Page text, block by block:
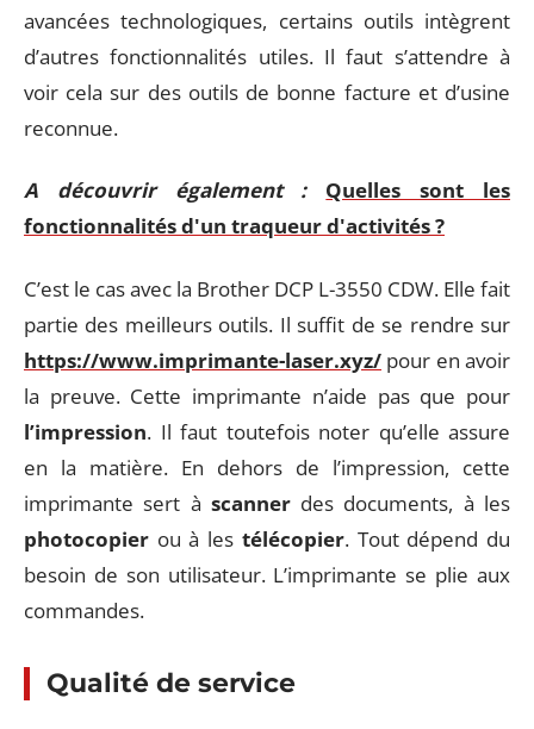
avancées technologiques, certains outils intègrent
d’autres fonctionnalités utiles. Il faut s’attendre à
voir cela sur des outils de bonne facture et d’usine
reconnue.
A découvrir également :
Quelles sont les
fonctionnalités d'un traqueur d'activités ?
C’est le cas avec la Brother DCP L-3550 CDW. Elle fait
partie des meilleurs outils. Il suffit de se rendre sur
https://www.imprimante-laser.xyz/ pour en avoir
la preuve. Cette imprimante n’aide pas que pour
l’impression. Il faut toutefois noter qu’elle assure
en la matière. En dehors de l’impression, cette
imprimante sert à scannerdes documents, à les
photocopier ou à les télécopier. Tout dépend du
besoin de son utilisateur. L’imprimante se plie aux
commandes.
Qualité de service